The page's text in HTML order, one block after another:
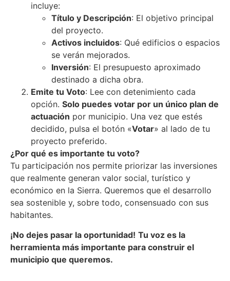
incluye:
Título y Descripción: El objetivo principal
del proyecto.
Activos incluidos: Qué edificios o espacios
se verán mejorados.
Inversión: El presupuesto aproximado
destinado a dicha obra.
Emite tu Voto: Lee con detenimiento cada
opción. Solo puedes votar por un único plan de
actuación por municipio. Una vez que estés
decidido, pulsa el botón «Votar» al lado de tu
proyecto preferido.
¿Por qué es importante tu voto?
Tu participación nos permite priorizar las inversiones
que realmente generan valor social, turístico y
económico en la Sierra. Queremos que el desarrollo
sea sostenible y, sobre todo, consensuado con sus
habitantes.
¡No dejes pasar la oportunidad! Tu voz es la
herramienta más importante para construir el
municipio que queremos.